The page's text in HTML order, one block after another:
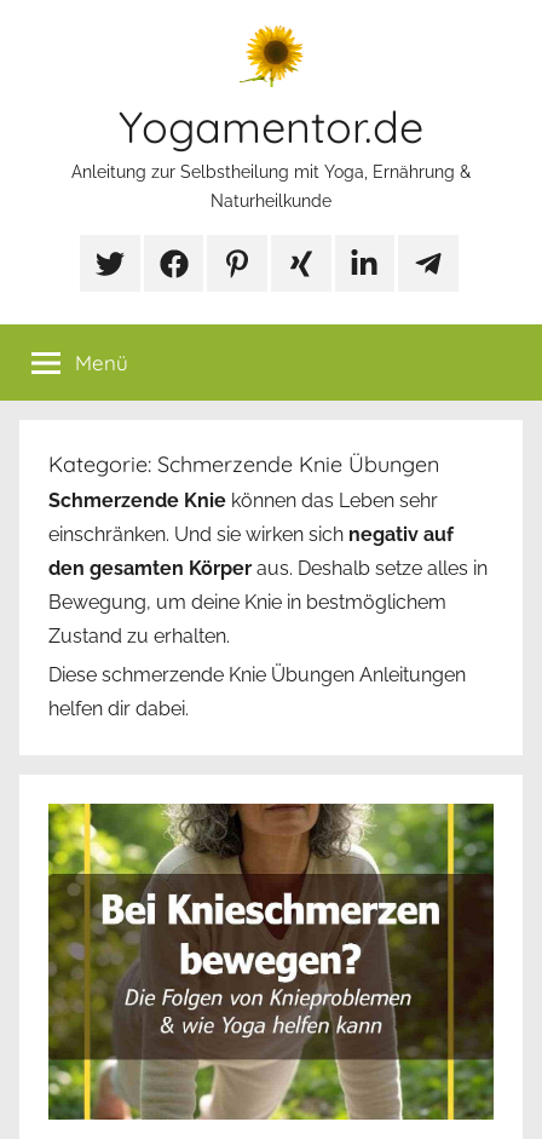
Yogamentor.de
Anleitung zur Selbstheilung mit Yoga, Ernährung &
Naturheilkunde
X/TwitterFacebookPinterestXing LinkedInTelegram
Gruppe
Menü
Kategorie: Schmerzende Knie Übungen
Schmerzende Knie können das Leben sehr
einschränken. Und sie wirken sich negativ auf
den gesamten Körper aus. Deshalb setze alles in
Bewegung, um deine Knie in bestmöglichem
Zustand zu erhalten.
Diese schmerzende Knie Übungen Anleitungen
helfen dir dabei.